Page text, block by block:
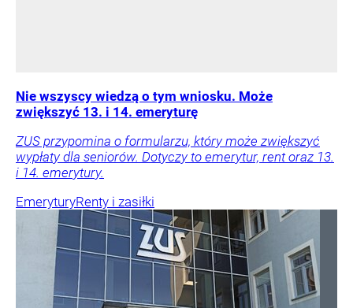
Nie wszyscy wiedzą o tym wniosku. Może
zwiększyć 13. i 14. emeryturę
ZUS przypomina o formularzu, który może zwiększyć
wypłaty dla seniorów. Dotyczy to emerytur, rent oraz 13.
i 14. emerytury.
EmeryturyRenty i zasiłki